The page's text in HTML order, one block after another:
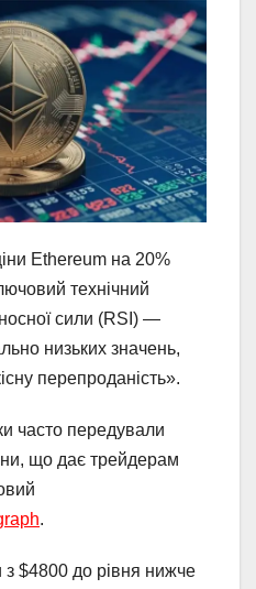
Ethereum на 20%
технічний
сили (RSI) —
низьких значень,
перепроданість».
часто передували
що дає трейдерам
.
з $4800 до рівня нижче